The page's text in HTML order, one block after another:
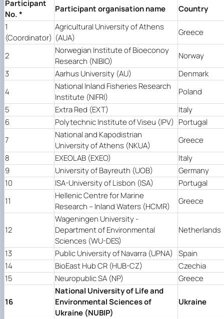
Participant
No. *
Participant organisation name
Country
1
(Coordinator)
Agricultural University of Athens
(AUA)
Greece
2
Norwegian Institute of Bioeconoy
Research (NIBIO)
Norway
3
Aarhus University (AU)
Denmark
4
National Inland Fisheries Research
Institute (NIFRI)
Poland
5
Extra Red (EXT)
Italy
6
Polytechnic Institute of Viseu (IPV) Portugal
7
National and Kapodistrian
University of Athens (NKUA)
Greece
8
EXEOLAB (EXEO)
Italy
9
University of Bayreuth (UOB)
Germany
10
ISA-University of Lisbon (ISA)
Portugal
11
Hellenic Centre for Marine
Research – Inland Waters (HCMR)
Greece
12
Wageningen University -
Department of Environmental
Sciences (WU-DES)
Netherlands
13 Public University of Navarra (UPNA) Spain
14
BioΕast Hub CR (HUB-CZ)
Czechia
15
Neuropublic SA (NP) Greece
16
National University of Life and
Environmental Sciences of
Ukraine (NUBIP)
Ukraine